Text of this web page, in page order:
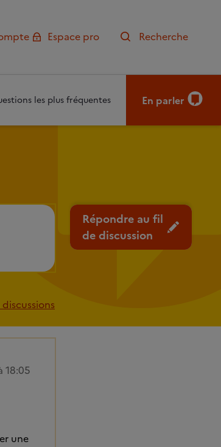
Espace pro Recherche
les plus fréquentes En parler
Répondre au fil
de discussion
18:05
une